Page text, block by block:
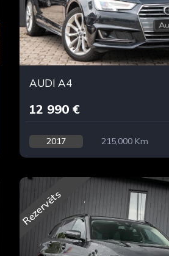
AUDI A4
12 990 €
2017 215,000 Km
Rezervēts